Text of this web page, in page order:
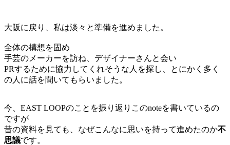
大阪に戻り、私は淡々と準備を進めました。
全体の構想を固め
手芸のメーカーを訪ね、デザイナーさんと会い
PRするために協力してくれそうな人を探し、とにかく多く
の人に話を聞いてもらいました。
今、EAST LOOPのことを振り返りこのnoteを書いているの
ですが
昔の資料を見ても、なぜこんなに思いを持って進めたのか不
思議です。